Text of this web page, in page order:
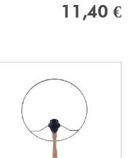
11,40 €